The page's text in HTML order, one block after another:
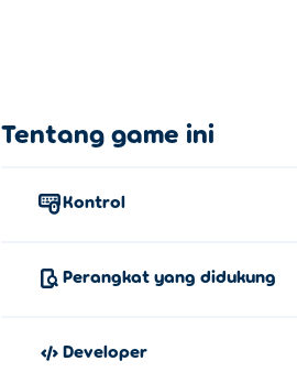
Tentang game ini
Kontrol
Perangkat yang didukung
Developer